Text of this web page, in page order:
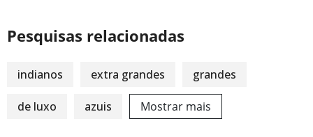
Pesquisas relacionadas
indianos extra grandes grandes
de luxo azuis Mostrar mais